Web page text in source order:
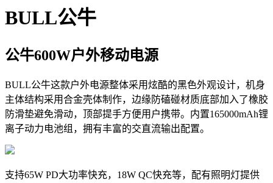
BULL公牛
公牛600W户外移动电源
BULL公牛这款户外电源整体采用炫酷的黑色外观设计，机身
主体结构采用合金壳体制作，边缘防磕碰材质底部加入了橡胶
防滑垫避免滑动，顶部提手方便用户携带。内置165000mAh锂
离子动力电池组，拥有丰富的交直流输出配置。
支持65W PD大功率快充，18W QC快充等，配有照明灯提供